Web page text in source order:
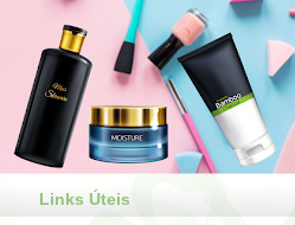
Links Úteis